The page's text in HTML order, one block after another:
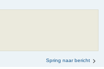
Spring naar bericht